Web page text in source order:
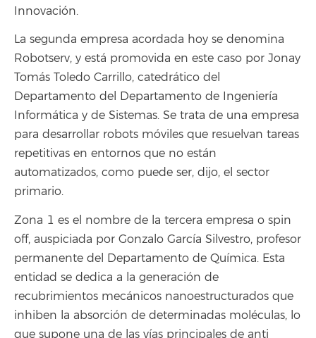
Innovación.
La segunda empresa acordada hoy se denomina
Robotserv, y está promovida en este caso por Jonay
Tomás Toledo Carrillo, catedrático del
Departamento del Departamento de Ingeniería
Informática y de Sistemas. Se trata de una empresa
para desarrollar robots móviles que resuelvan tareas
repetitivas en entornos que no están
automatizados, como puede ser, dijo, el sector
primario.
Zona 1 es el nombre de la tercera empresa o spin
off, auspiciada por Gonzalo García Silvestro, profesor
permanente del Departamento de Química. Esta
entidad se dedica a la generación de
recubrimientos mecánicos nanoestructurados que
inhiben la absorción de determinadas moléculas, lo
que supone una de las vías principales de anti